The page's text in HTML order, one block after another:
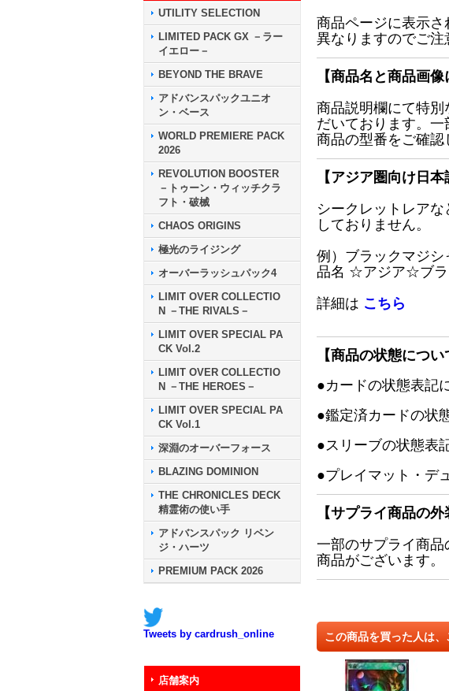
UTILITY SELECTION
LIMITED PACK GX －ラー
イエロー－
BEYOND THE BRAVE
アドバンスパックユニオ
ン・ベース
WORLD PREMIERE PACK
2026
REVOLUTION BOOSTER
－トゥーン・ウィッチクラ
フト・破械
CHAOS ORIGINS
極光のライジング
オーバーラッシュパック4
LIMIT OVER COLLECTIO
N －THE RIVALS－
LIMIT OVER SPECIAL PA
CK Vol.2
LIMIT OVER COLLECTIO
N －THE HEROES－
LIMIT OVER SPECIAL PA
CK Vol.1
深淵のオーバーフォース
BLAZING DOMINION
THE CHRONICLES DECK
精霊術の使い手
アドバンスパック リベン
ジ・ハーツ
PREMIUM PACK 2026
Tweets by cardrush_online
店舗案内
商品ページに表示
異なりますのでご注
【商品名と商品画像
商品説明欄にて特
だいております。
商品の型番をご確認
【アジア圏向け日
シークレットレア
しておりません。
例）ブラックマジ
品名 ☆アジア☆ブラ
詳細は こちら
【商品の状態につい
●カードの状態表記
●鑑定済カードの状
●スリーブの状態表
●プレイマット・デ
【サプライ商品の外
一部のサプライ商
商品がございます。
この商品を買った人は